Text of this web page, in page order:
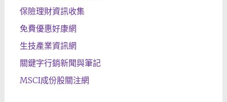
保險理財資訊收集
免費優惠好康網
生技產業資訊網
關鍵字行銷新聞與筆記
MSCI成份股關注網